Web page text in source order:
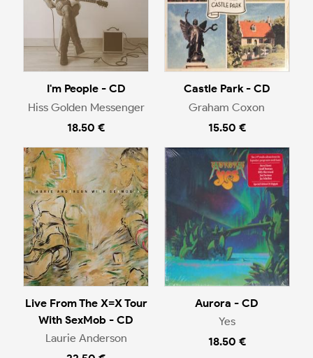
I'm People - CD
Hiss Golden Messenger
18.50 €
Castle Park - CD
Graham Coxon
15.50 €
Live From The X=X Tour
With SexMob - CD
Laurie Anderson
Aurora - CD
Yes
18.50 €